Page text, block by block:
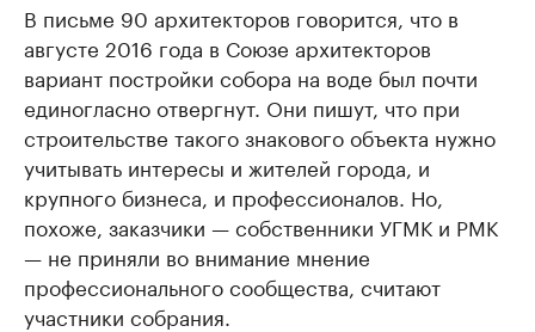
В письме 90 архитекторов говорится, что в
августе 2016 года в Союзе архитекторов
вариант постройки собора на воде был почти
единогласно отвергнут. Они пишут, что при
строительстве такого знакового объекта нужно
учитывать интересы и жителей города, и
крупного бизнеса, и профессионалов. Но,
похоже, заказчики — собственники УГМК и РМК
— не приняли во внимание мнение
профессионального сообщества, считают
участники собрания.